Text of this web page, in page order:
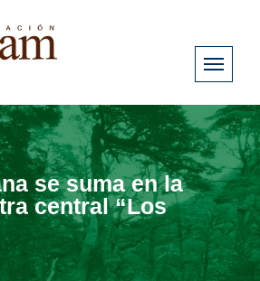
se suma en la
central “Los